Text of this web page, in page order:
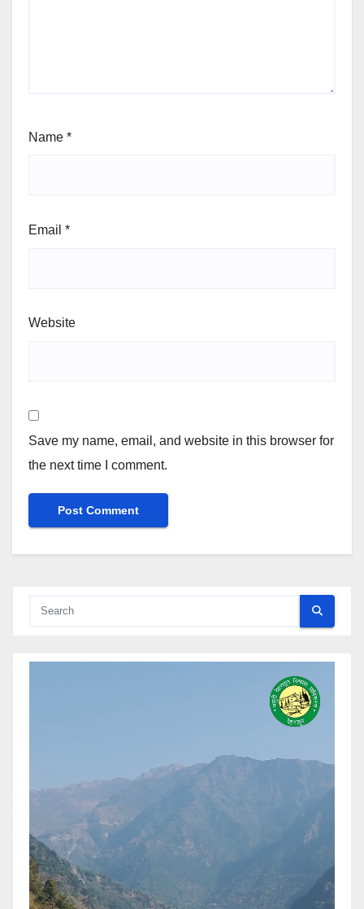
Name *
Email *
Website
Save my name, email, and website in this browser for
the next time I comment.